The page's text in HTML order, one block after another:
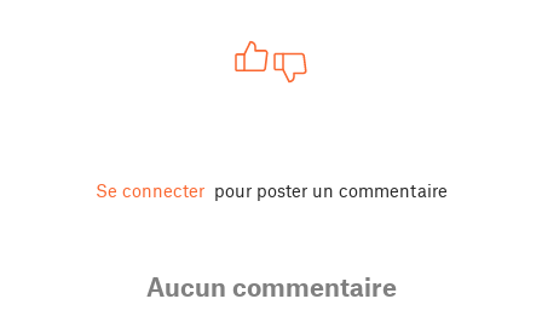
Se connecter pour poster un commentaire
Aucun commentaire